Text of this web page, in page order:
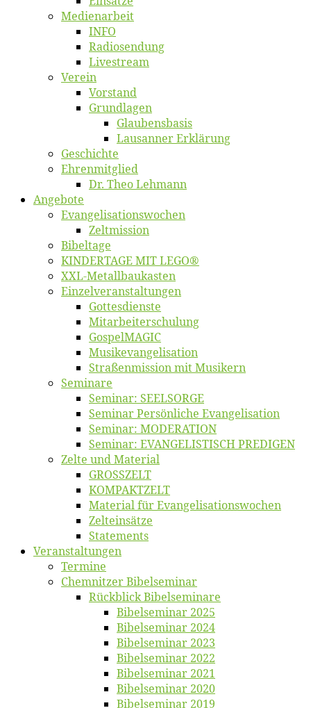
Me­di­en­ar­beit
INFO
Ra­dio­sen­dung
Live­stream
Ver­ein
Vor­stand
Grund­la­gen
Glaubens­ba­sis
Lausan­ner Erklärung
Ge­schich­te
Eh­ren­mit­glied
Dr. Theo Lehmann
An­ge­bo­te
Evangelisa­tions­wo­chen
Zelt­mis­si­on
Bi­bel­ta­ge
KINDERTAGE MIT LEGO®
XXL-Me­­tal­l­­bau­­kas­­ten
Einzelver­an­stal­tungen
Got­tes­diens­te
Mitarbeiter­schulung
Gos­pel­MA­GIC
Musikevan­ge­li­sa­tion
Straßenmis­sion mit Musikern
Se­mi­na­re
Se­mi­nar: SEELSORGE
Se­mi­nar Per­sön­li­che Evangelisation
Se­mi­nar: MODERATION
Se­mi­nar: EVANGELISTISCH PREDIGEN
Zel­te und Material
GROSSZELT
KOMPAKTZELT
Ma­te­ri­al für Evangelisationswochen
Zelt­ein­sät­ze
State­ments
Ver­an­stal­tun­gen
Ter­mi­ne
Chemnit­zer Bibelseminar
Rück­blick Bibelseminare
Bi­bel­se­mi­nar 2025
Bi­bel­se­mi­nar 2024
Bi­bel­se­mi­nar 2023
Bi­bel­se­mi­nar 2022
Bi­bel­se­mi­nar 2021
Bi­bel­se­mi­nar 2020
Bi­bel­se­mi­nar 2019